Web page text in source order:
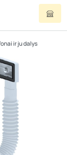
ir ju dalys